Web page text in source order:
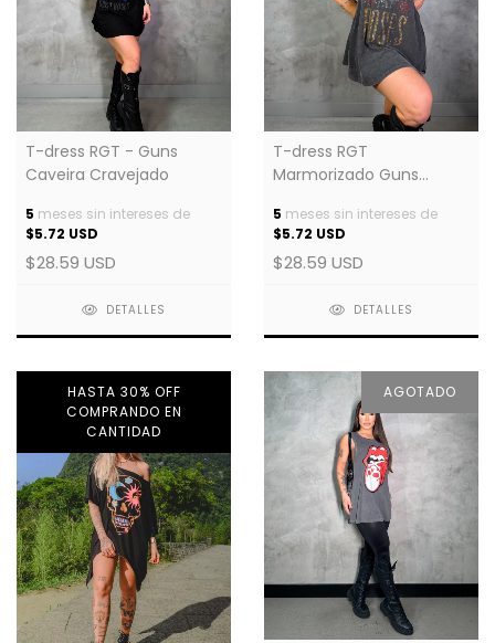
T-dress RGT - Guns
Caveira Cravejado
5 meses sin intereses de
$5.72 USD
$28.59 USD
DETALLES
T-dress RGT
Marmorizado Guns
5 meses sin intereses de
$5.72 USD
$28.59 USD
DETALLES
HASTA 30% OFF
COMPRANDO EN
CANTIDAD
AGOTADO